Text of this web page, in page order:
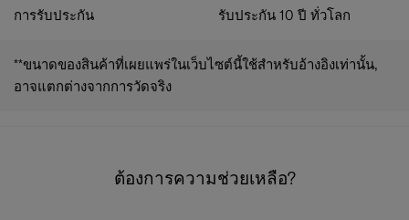
การรับประกัน รับประกัน 10 ปี ทั่วโลก
**ขนาดของสินค้าที่เผยแพร่ในเว็บไซต์นี้ใช้สำหรับอ้างอิงเท่านั้น,
อาจแตกต่างจากการวัดจริง
ต้องการความช่วยเหลือ?